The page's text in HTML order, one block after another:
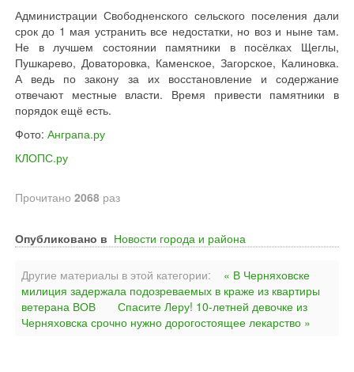
Администрации Свободненского сельского поселения дали
срок до 1 мая устранить все недостатки, но воз и ныне там.
Не в лучшем состоянии памятники в посёлках Щеглы,
Пушкарево, Доваторовка, Каменское, Загорское, Калиновка.
А ведь по закону за их восстановление и содержание
отвечают местные власти. Время привести памятники в
порядок ещё есть.
Фото: Анграпа.ру
КЛОПС.ру
Прочитано 2068 раз
Опубликовано в Новости города и района
Другие материалы в этой категории:
« В Черняховске
милиция задержала подозреваемых в краже из квартиры
ветерана ВОВ
Спасите Леру! 10-летней девочке из
Черняховска срочно нужно дорогостоящее лекарство »